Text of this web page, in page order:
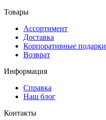
Товары
Ассортимент
Доставка
Корпоративные подарки
Возврат
Информация
Справка
Наш блог
Контакты